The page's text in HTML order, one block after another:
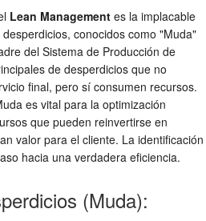
Lean Management es la implacable
conocidos como "Muda"
del Sistema de Producción de
de desperdicios que no
final, pero sí consumen recursos.
es vital para la optimización
que pueden reinvertirse en
valor para el cliente. La identificación
hacia una verdadera eficiencia.
(Muda):